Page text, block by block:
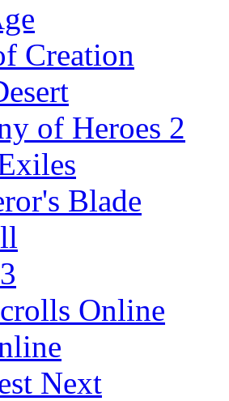
Creation
of Heroes 2
Blade
Online
Next